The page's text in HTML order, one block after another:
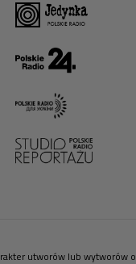
utworów lub wytworów